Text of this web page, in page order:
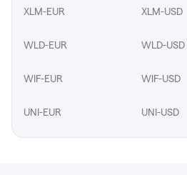
XLM-EUR XLM-USD
WLD-EUR WLD-USD
WIF-EUR WIF-USD
UNI-EUR UNI-USD